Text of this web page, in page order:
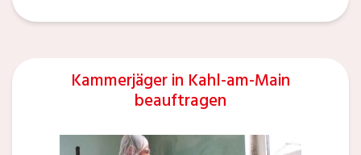
Kammerjäger in Kahl-am-Main
beauftragen